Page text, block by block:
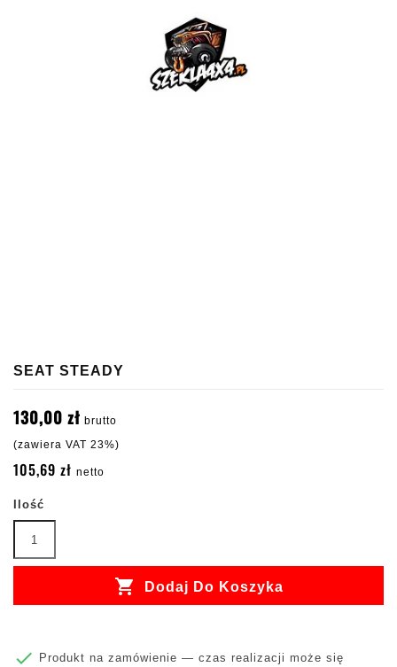
SEAT STEADY
130,00 zł brutto
(zawiera VAT 23%)
105,69 zł netto
Ilość
 Dodaj Do Koszyka

Produkt na zamówienie — czas realizacji może się